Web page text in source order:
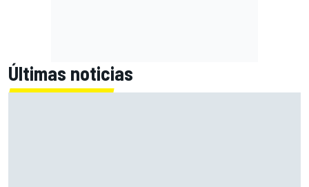
Últimas noticias